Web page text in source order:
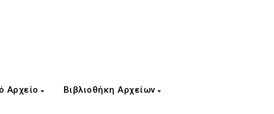
Αρχείο Βιβλιοθήκη Αρχείων